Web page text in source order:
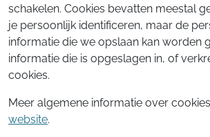
schakelen. Cookies bevatten meestal
je persoonlijk identificeren, maar de
informatie die we opslaan kan worden
informatie die is opgeslagen in, of
cookies.
Meer algemene informatie over
website.